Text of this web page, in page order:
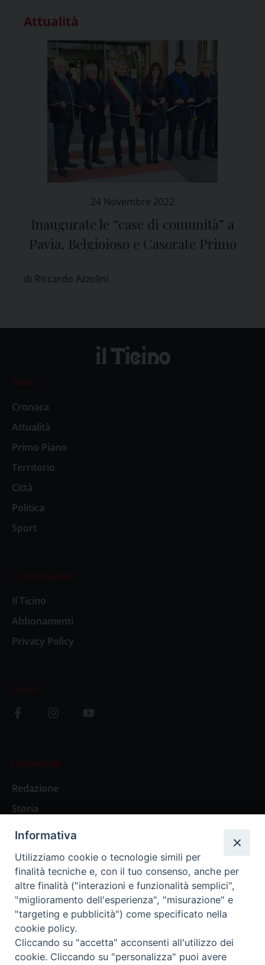
Attualità
24 Novembre 2022
Inaugurate le “case di comunità” a
Pavia, Belgioioso e Casorate Primo
di Riccardo Azzolini
News
Cronaca
Attualità
Primo Piano
Territorio
Città
Politica
Sport
Il settimanale
Il Ticino
Abbonamenti
Privacy Policy
Social
L’editoriale
Redazione
Storia
Abbonamenti
Abbonamento Annuale Digitale
Abbonamento Annuale Cartaceo
Abbonamento Singola Copia Digitale
Informativa
Utilizziamo cookie o tecnologie simili per
finalità tecniche e, con il tuo consenso, anche per
altre finalità ("interazioni e funzionalità semplici",
"miglioramento dell'esperienza", "misurazione" e
"targeting e pubblicità") come specificato nella
cookie policy.
Cliccando su "accetta" acconsenti all'utilizzo dei
cookie. Cliccando su "personalizza" puoi avere